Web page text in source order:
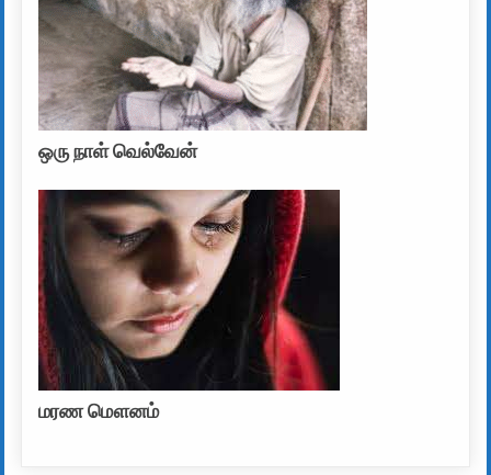
ஒரு நாள் வெல்வேன்
மரண மௌனம்